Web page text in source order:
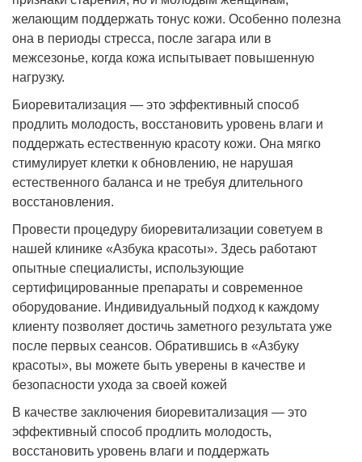
желающим поддержать тонус кожи. Особенно полезна
она в периоды стресса, после загара или в
межсезонье, когда кожа испытывает повышенную
нагрузку.
Биоревитализация — это эффективный способ
продлить молодость, восстановить уровень влаги и
поддержать естественную красоту кожи. Она мягко
стимулирует клетки к обновлению, не нарушая
естественного баланса и не требуя длительного
восстановления.
Провести процедуру биоревитализации советуем в
нашей клинике «Азбука красоты». Здесь работают
опытные специалисты, использующие
сертифицированные препараты и современное
оборудование. Индивидуальный подход к каждому
клиенту позволяет достичь заметного результата уже
после первых сеансов. Обратившись в «Азбуку
красоты», вы можете быть уверены в качестве и
безопасности ухода за своей кожей
В качестве заключения биоревитализация — это
эффективный способ продлить молодость,
восстановить уровень влаги и поддержать